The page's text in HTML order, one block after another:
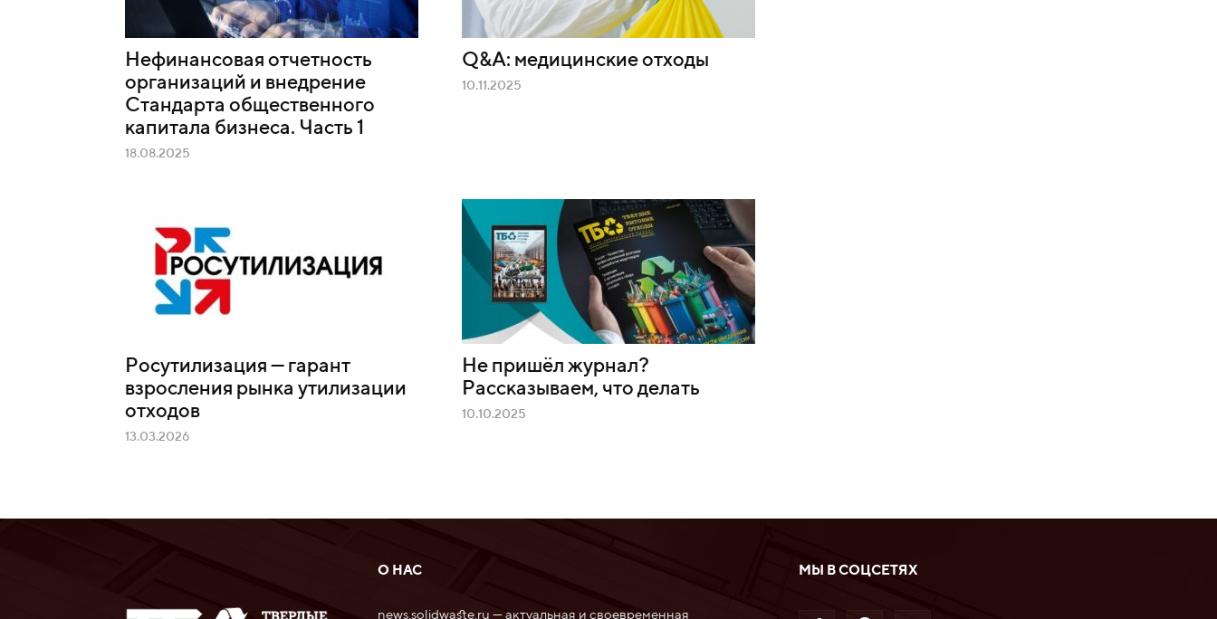
Нефинансовая отчетность
организаций и внедрение
Стандарта общественного
капитала бизнеса. Часть 1
18.08.2025
Q&A: медицинские отходы
10.11.2025
Росутилизация — гарант
взросления рынка утилизации
отходов
13.03.2026
Не пришёл журнал?
Рассказываем, что делать
10.10.2025
О НАС
news.solidwaste.ru — актуальная и своевременная
МЫ В СОЦСЕТЯХ